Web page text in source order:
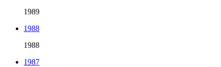
1989
1988
1988
1987